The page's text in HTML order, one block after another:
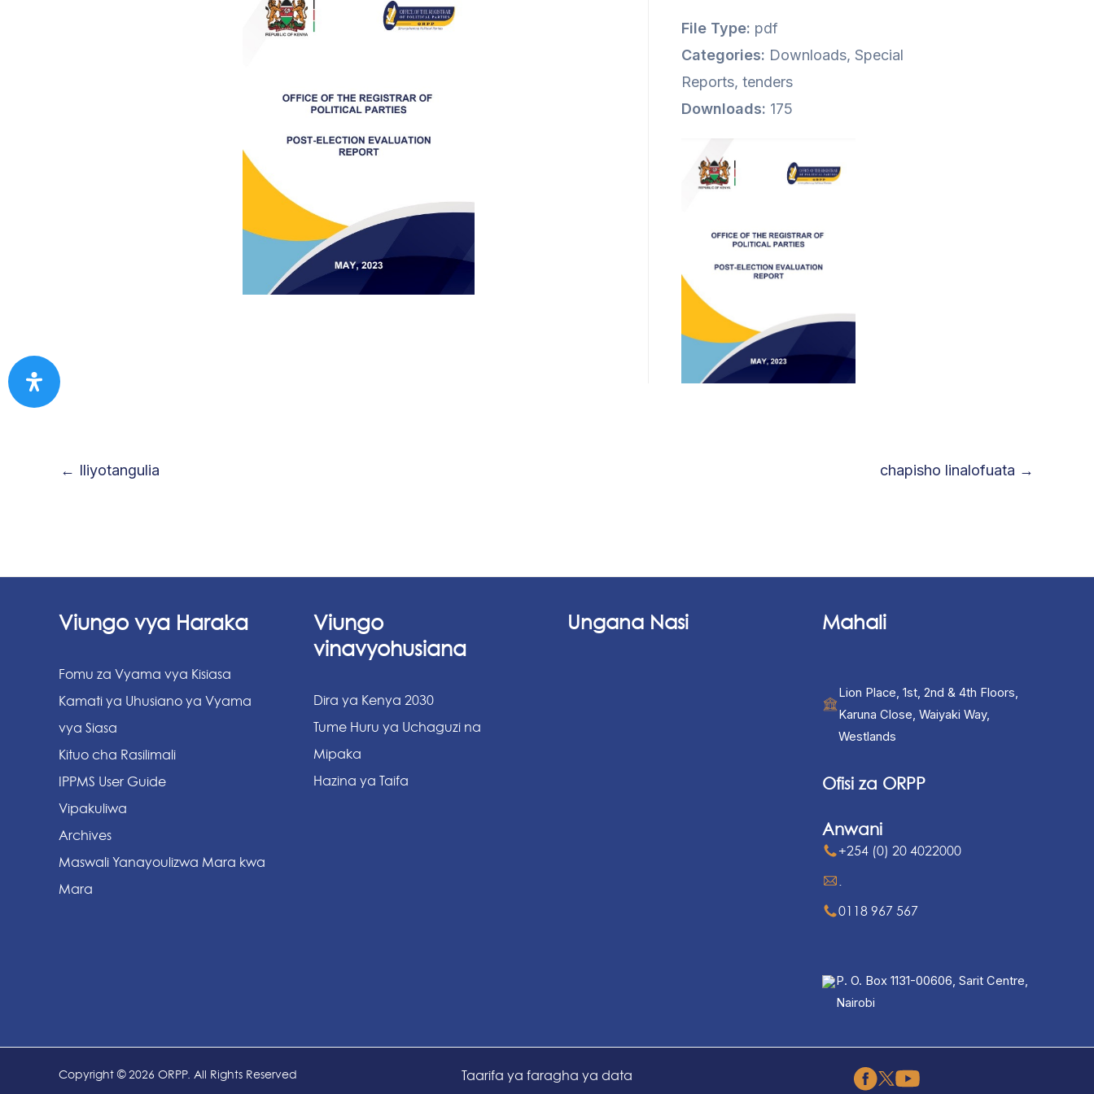
File Type: pdf
Categories: Downloads, Special
Reports, tenders
Downloads: 175
← Iliyotangulia chapisho linalofuata →
Viungo vya Haraka
Fomu za Vyama vya Kisiasa
Kamati ya Uhusiano ya Vyama
vya Siasa
Kituo cha Rasilimali
IPPMS User Guide
Vipakuliwa
Archives
Maswali Yanayoulizwa Mara kwa
Mara
Viungo
vinavyohusiana
Dira ya Kenya 2030
Tume Huru ya Uchaguzi na
Mipaka
Hazina ya Taifa
Ungana Nasi Mahali
Lion Place, 1st, 2nd & 4th Floors,
Karuna Close, Waiyaki Way,
Westlands
Ofisi za ORPP
Anwani
+254 (0) 20 4022000
0118 967 567
P. O. Box 1131-00606, Sarit Centre,
Nairobi
Copyright © 2026 ORPP. All Rights Reserved Taarifa ya faragha ya data